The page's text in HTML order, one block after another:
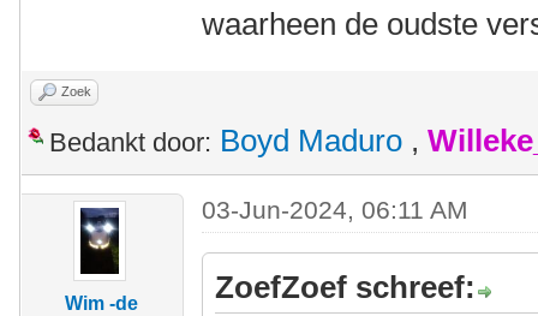
waarheen de oudste
Zoek
Bedankt door: Boyd Maduro ,
Wim -de
03-Jun-2024, 06:11 AM
ZoefZoef schreef: